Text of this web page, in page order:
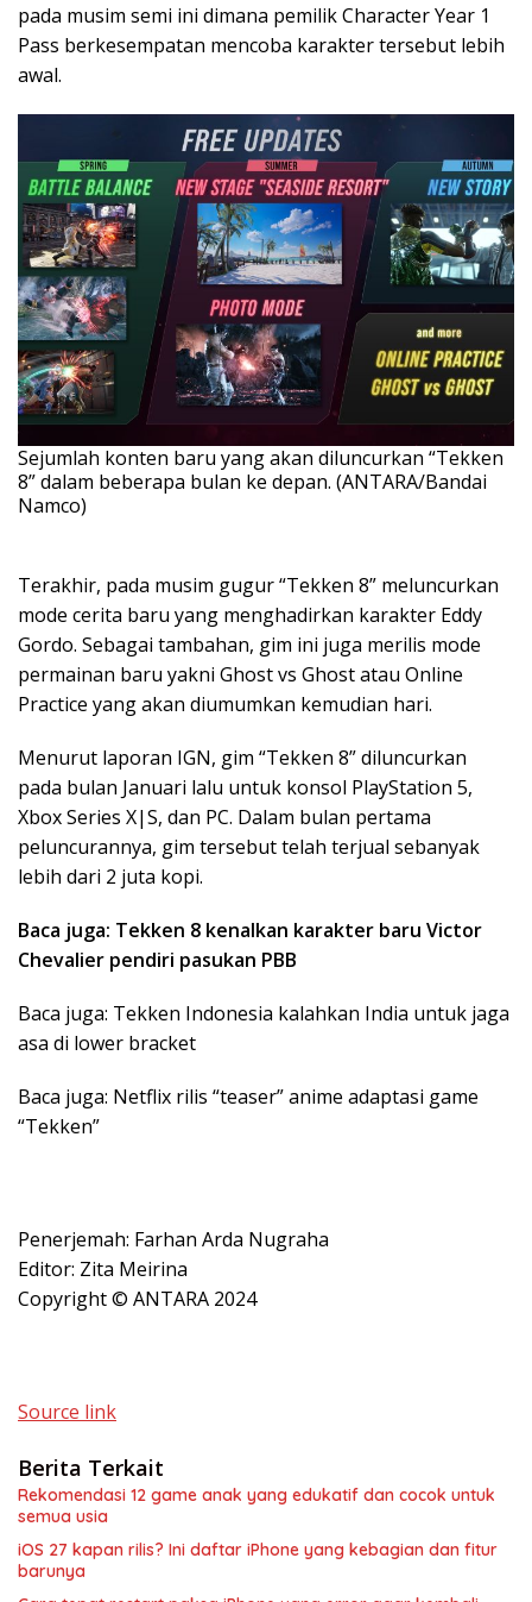
pada musim semi ini dimana pemilik Character Year 1
Pass berkesempatan mencoba karakter tersebut lebih
awal.
Sejumlah konten baru yang akan diluncurkan “Tekken
8” dalam beberapa bulan ke depan. (ANTARA/Bandai
Namco)
Terakhir, pada musim gugur “Tekken 8” meluncurkan
mode cerita baru yang menghadirkan karakter Eddy
Gordo. Sebagai tambahan, gim ini juga merilis mode
permainan baru yakni Ghost vs Ghost atau Online
Practice yang akan diumumkan kemudian hari.
Menurut laporan IGN, gim “Tekken 8” diluncurkan
pada bulan Januari lalu untuk konsol PlayStation 5,
Xbox Series X|S, dan PC. Dalam bulan pertama
peluncurannya, gim tersebut telah terjual sebanyak
lebih dari 2 juta kopi.
Baca juga: Tekken 8 kenalkan karakter baru Victor
Chevalier pendiri pasukan PBB
Baca juga: Tekken Indonesia kalahkan India untuk jaga
asa di lower bracket
Baca juga: Netflix rilis “teaser” anime adaptasi game
“Tekken”
Penerjemah: Farhan Arda Nugraha
Editor: Zita Meirina
Copyright © ANTARA 2024
Source link
Berita Terkait
Rekomendasi 12 game anak yang edukatif dan cocok untuk
semua usia
iOS 27 kapan rilis? Ini daftar iPhone yang kebagian dan fitur
barunya